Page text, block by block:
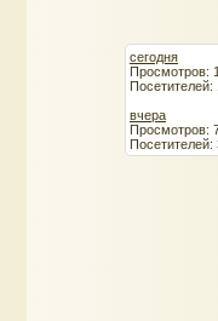
сегодня
Просмотров:
Посетителей:
вчера
Просмотров:
Посетителей: